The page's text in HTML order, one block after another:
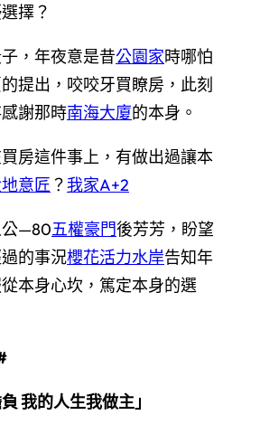
擇？
，年夜意是昔公園家時哪怕
提出，咬咬牙買瞭房，此刻
謝那時南海大廈的本身。
房這件事上，有做出過讓本
意匠 ？ 我家A+2
公—80五權豪門後芳芳，盼望
的事況櫻花活力水岸告知年
本身心坎，篤定本身的選
我的人生我做主」